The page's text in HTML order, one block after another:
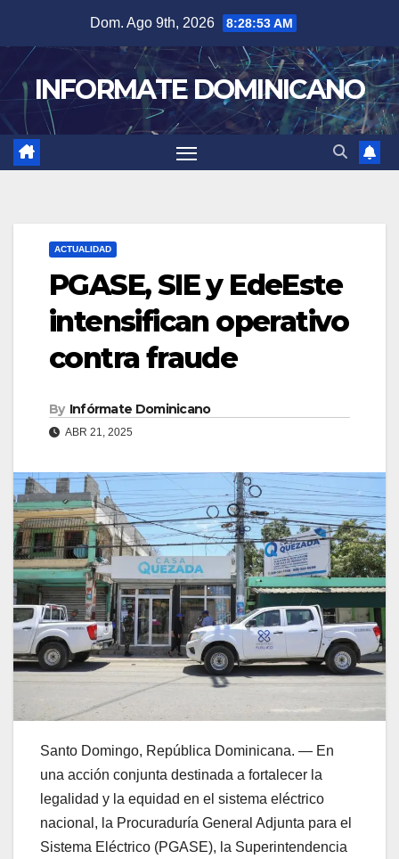
content
Dom. Ago 9th, 2026 8:28:54 AM
INFORMATE DOMINICANO
ACTUALIDAD
PGASE, SIE y EdeEste
intensifican operativo
contra fraude
By Infórmate Dominicano
ABR 21, 2025
Santo Domingo, República Dominicana. — En
una acción conjunta destinada a fortalecer la
legalidad y la equidad en el sistema eléctrico
nacional, la Procuraduría General Adjunta para el
Sistema Eléctrico (PGASE), la Superintendencia